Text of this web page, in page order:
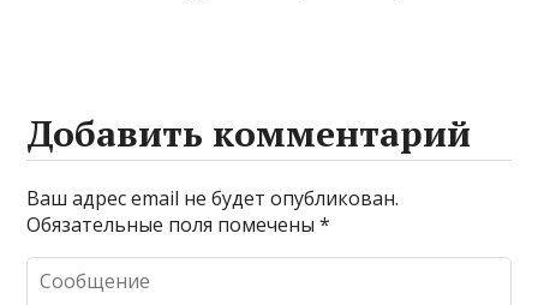
Добавить комментарий
Ваш адрес email не будет опубликован.
Обязательные поля помечены*